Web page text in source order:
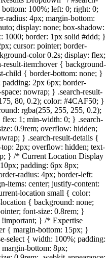
100%; left: 0; right: 0;
radius: 4px; margin-bottom:
display: none; box-shadow:
1000; border: 1px solid #ddd; }
cursor: pointer; border-
color 0.2s; display: flex;
result-item:hover { background-
child { border-bottom: none; }
padding: 2px 6px; border-
nowrap; } .search-result-
80, 0.2); color: #4CAF50; }
rgba(255, 255, 255, 0.2);
1; min-width: 0; } .search-
0.9rem; overflow: hidden;
} .search-result-details {
2px; overflow: hidden; text-
} /* Current Location Display
padding: 6px 8px;
radius: 4px; border-left:
items: center; justify-content:
location small { color:
{ background: none;
font-size: 0.8rem; }
} /* Expertise
{ margin-bottom: 15px; }
select { width: 100%; padding:
bottom: 8px;